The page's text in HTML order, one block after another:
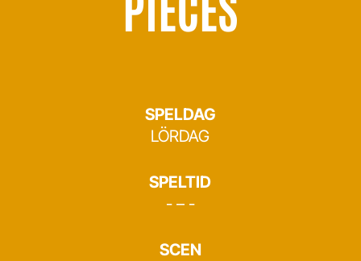
SPELDAG
LÖRDAG
SPELTID
- – -
SCEN